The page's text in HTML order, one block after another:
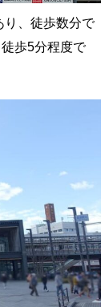
り、徒歩数分で
歩5分程度で